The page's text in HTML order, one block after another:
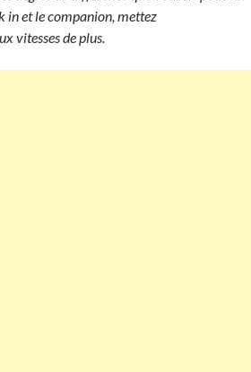
in et le companion, mettez
vitesses de plus.